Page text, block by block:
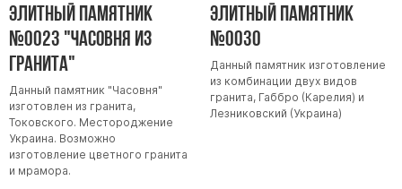
Элитный памятник
№0023 "Часовня из
гранита"
Данный памятник "Часовня"
изготовлен из гранита,
Токовского. Местороджение
Украина. Возможно
изготовление цветного гранита
и мрамора.
Элитный памятник
№0030
Данный памятник изготовление
из комбинации двух видов
гранита, Габбро (Карелия) и
Лезниковский (Украина)